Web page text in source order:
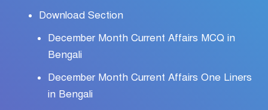
Download Section
December Month Current Affairs MCQ in
Bengali
December Month Current Affairs One Liners
in Bengali